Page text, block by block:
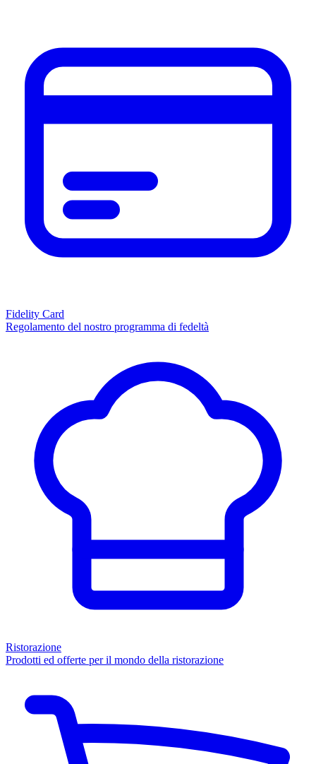
Fidelity Card
Regolamento del nostro programma di fedeltà
Ristorazione
Prodotti ed offerte per il mondo della ristorazione